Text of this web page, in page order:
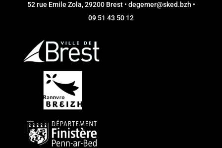
52 rue Emile Zola, 29200 Brest • degemer@sked.bzh •
09 51 43 50 12